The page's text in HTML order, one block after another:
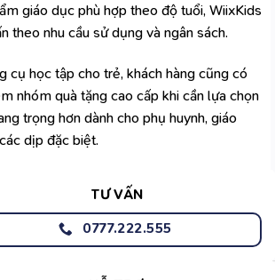
giáo dục phù hợp theo độ tuổi,WiixKids
theo nhu cầu sử dụng và ngân sách.
cụ học tập cho trẻ, khách hàng cũng có
nhómquà tặng cao cấpkhi cần lựa chọn
trọng hơn dành cho phụ huynh, giáo
dịp đặc biệt.
TƯ VẤN
0777.222.555